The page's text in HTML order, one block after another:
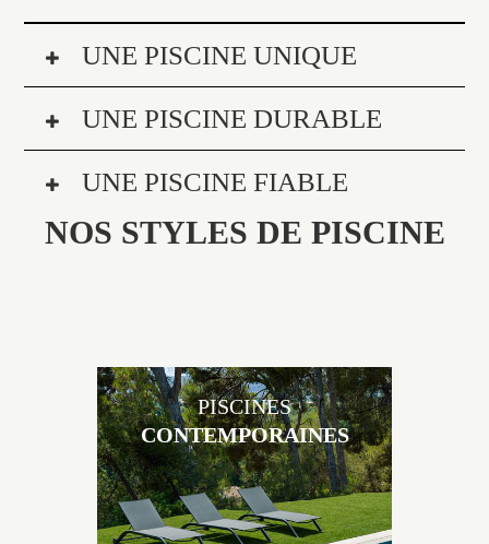
UNE PISCINE UNIQUE
UNE PISCINE DURABLE
UNE PISCINE FIABLE
NOS STYLES DE PISCINE
Les piscines en béton contemporaines Jacques
Brens sont uniques grâce au large choix de
PISCINES
CONTEMPORAINES